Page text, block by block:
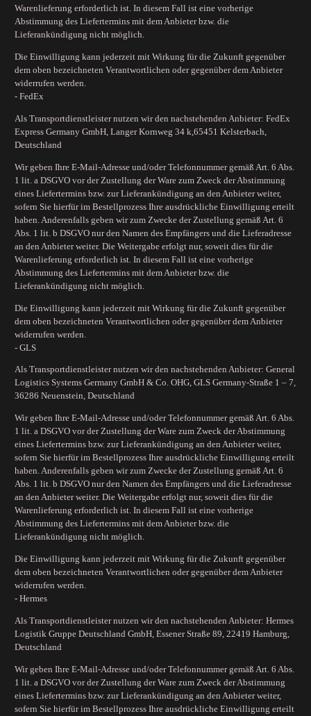
Warenlieferung erforderlich ist. In diesem Fall ist eine vorherige
Abstimmung des Liefertermins mit dem Anbieter bzw. die
Lieferankündigung nicht möglich.
Die Einwilligung kann jederzeit mit Wirkung für die Zukunft gegenüber
dem oben bezeichneten Verantwortlichen oder gegenüber dem Anbieter
widerrufen werden.
- FedEx
Als Transportdienstleister nutzen wir den nachstehenden Anbieter: FedEx
Express Germany GmbH, Langer Kornweg 34 k,65451 Kelsterbach,
Deutschland
Wir geben Ihre E-Mail-Adresse und/oder Telefonnummer gemäß Art. 6 Abs.
1 lit. a DSGVO vor der Zustellung der Ware zum Zweck der Abstimmung
eines Liefertermins bzw. zur Lieferankündigung an den Anbieter weiter,
sofern Sie hierfür im Bestellprozess Ihre ausdrückliche Einwilligung erteilt
haben. Anderenfalls geben wir zum Zwecke der Zustellung gemäß Art. 6
Abs. 1 lit. b DSGVO nur den Namen des Empfängers und die Lieferadresse
an den Anbieter weiter. Die Weitergabe erfolgt nur, soweit dies für die
Warenlieferung erforderlich ist. In diesem Fall ist eine vorherige
Abstimmung des Liefertermins mit dem Anbieter bzw. die
Lieferankündigung nicht möglich.
Die Einwilligung kann jederzeit mit Wirkung für die Zukunft gegenüber
dem oben bezeichneten Verantwortlichen oder gegenüber dem Anbieter
widerrufen werden.
- GLS
Als Transportdienstleister nutzen wir den nachstehenden Anbieter: General
Logistics Systems Germany GmbH & Co. OHG, GLS Germany-Straße 1 – 7,
36286 Neuenstein, Deutschland
Wir geben Ihre E-Mail-Adresse und/oder Telefonnummer gemäß Art. 6 Abs.
1 lit. a DSGVO vor der Zustellung der Ware zum Zweck der Abstimmung
eines Liefertermins bzw. zur Lieferankündigung an den Anbieter weiter,
sofern Sie hierfür im Bestellprozess Ihre ausdrückliche Einwilligung erteilt
haben. Anderenfalls geben wir zum Zwecke der Zustellung gemäß Art. 6
Abs. 1 lit. b DSGVO nur den Namen des Empfängers und die Lieferadresse
an den Anbieter weiter. Die Weitergabe erfolgt nur, soweit dies für die
Warenlieferung erforderlich ist. In diesem Fall ist eine vorherige
Abstimmung des Liefertermins mit dem Anbieter bzw. die
Lieferankündigung nicht möglich.
Die Einwilligung kann jederzeit mit Wirkung für die Zukunft gegenüber
dem oben bezeichneten Verantwortlichen oder gegenüber dem Anbieter
widerrufen werden.
- Hermes
Als Transportdienstleister nutzen wir den nachstehenden Anbieter: Hermes
Logistik Gruppe Deutschland GmbH, Essener Straße 89, 22419 Hamburg,
Deutschland
Wir geben Ihre E-Mail-Adresse und/oder Telefonnummer gemäß Art. 6 Abs.
1 lit. a DSGVO vor der Zustellung der Ware zum Zweck der Abstimmung
eines Liefertermins bzw. zur Lieferankündigung an den Anbieter weiter,
sofern Sie hierfür im Bestellprozess Ihre ausdrückliche Einwilligung erteilt